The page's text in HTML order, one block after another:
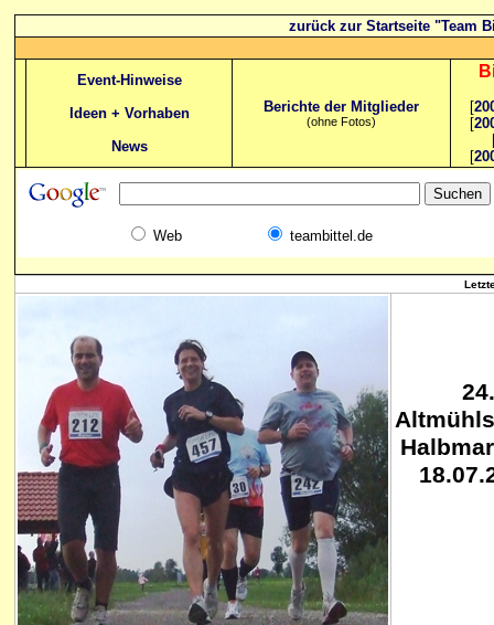
zurück zur Startseite "Team
Event-Hinweise
Ideen + Vorhaben
News
Berichte der Mitglieder
(ohne Fotos)
[
[
[
Web teambittel.de
24.